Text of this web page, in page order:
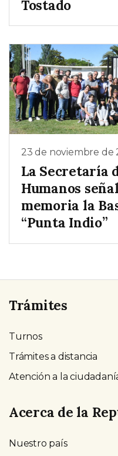
Tostado
23 de noviembre de
La Secretaría
Humanos
memoria la
“Punta Indio”
Trámites
Turnos
Trámites a distancia
Atención a la
Acerca de la
Nuestro país